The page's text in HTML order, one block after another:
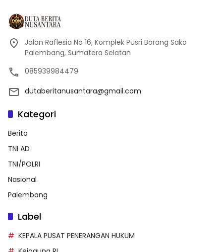
Jalan Raflesia No 16, Komplek Pusri Borang Sako
Palembang, Sumatera Selatan
085939984479
dutaberitanusantara@gmail.com
Kategori
Berita
TNI AD
TNI/POLRI
Nasional
Palembang
Label
KEPALA PUSAT PENERANGAN HUKUM